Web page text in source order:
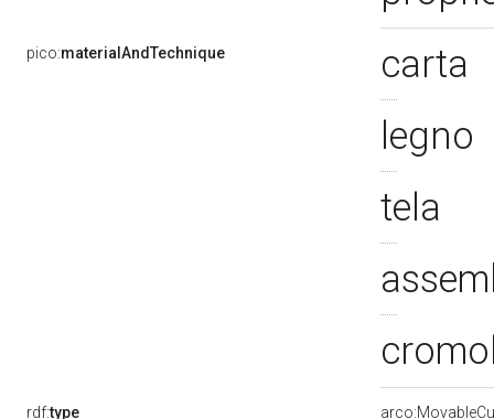
pico:materialAndTechnique
carta
legno
tela
rdf:type